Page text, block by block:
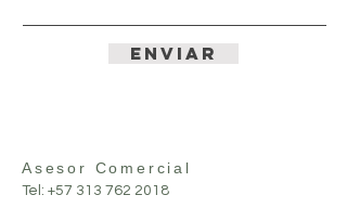
ENVIAR
Asesor Comercial
Tel: +57 313 762 2018